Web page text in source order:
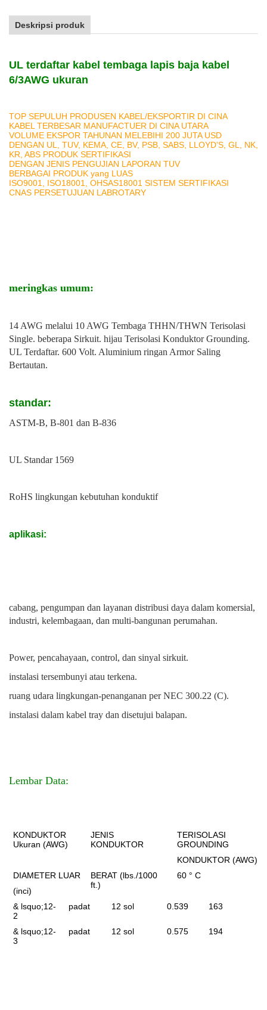
Deskripsi produk
UL terdaftar kabel tembaga lapis baja kabel
6/3AWG ukuran
TOP SEPULUH PRODUSEN KABEL/EKSPORTIR DI CINA
KABEL TERBESAR MANUFACTUER DI CINA UTARA
VOLUME EKSPOR TAHUNAN MELEBIHI 200 JUTA USD
DENGAN UL, TUV, KEMA, CE, BV, PSB, SABS, LLOYD'S, GL, NK,
KR, ABS PRODUK SERTIFIKASI
DENGAN JENIS PENGUJIAN LAPORAN TUV
BERBAGAI PRODUK yang LUAS
ISO9001, ISO18001, OHSAS18001 SISTEM SERTIFIKASI
CNAS PERSETUJUAN LABROTARY
meringkas umum:
14 AWG melalui 10 AWG Tembaga THHN/THWN Terisolasi
Single. beberapa Sirkuit. hijau Terisolasi Konduktor Grounding.
UL Terdaftar. 600 Volt. Aluminium ringan Armor Saling
Bertautan.
standar:
ASTM-B, B-801 dan B-836
UL Standar 1569
RoHS lingkungan kebutuhan konduktif
aplikasi:
cabang, pengumpan dan layanan distribusi daya dalam komersial,
industri, kelembagaan, dan multi-bangunan perumahan.
Power, pencahayaan, control, dan sinyal sirkuit.
instalasi tersembunyi atau terkena.
ruang udara lingkungan-penanganan per NEC 300.22 (C).
instalasi dalam kabel tray dan disetujui balapan.
Lembar Data:
KONDUKTOR
Ukuran (AWG)
JENIS
KONDUKTOR
TERISOLASI
GROUNDING
KONDUKTOR (AWG)
DIAMETER LUAR
(inci)
BERAT (lbs./1000
ft.)
60 ° C
& lsquo;12-
2
padat 12 sol 0.539 163
& lsquo;12-
3
padat 12 sol 0.575 194